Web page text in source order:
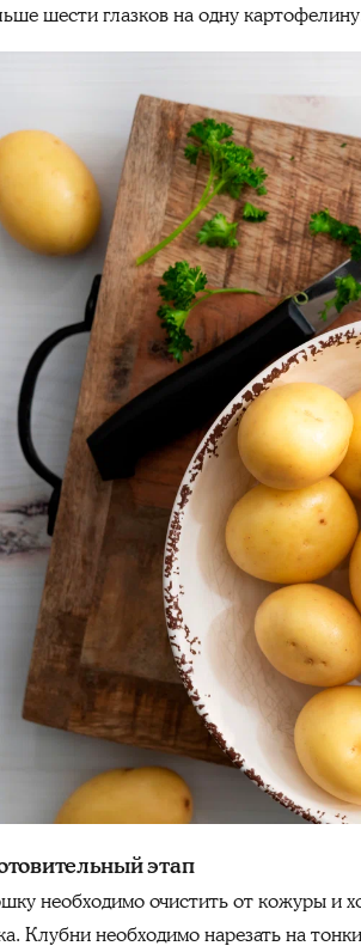
шести глазков на одну
этап
необходимо очистить от кожуры и
Клубни необходимо нарезать на